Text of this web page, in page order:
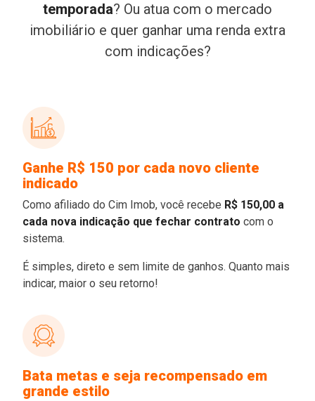
temporada? Ou atua com o mercado
imobiliário e quer ganhar uma renda extra
com indicações?
Ganhe R$ 150 por cada novo cliente
indicado
Como afiliado do Cim Imob, você recebe R$ 150,00 a
cada nova indicação que fechar contrato com o
sistema.
É simples, direto e sem limite de ganhos. Quanto mais
indicar, maior o seu retorno!
Bata metas e seja recompensado em
grande estilo